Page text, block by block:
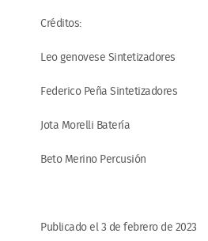
Créditos:
Leo genovese Sintetizadores
Federico Peña Sintetizadores
Jota Morelli Batería
Beto Merino Percusión
Publicado el 3 de febrero de 2023